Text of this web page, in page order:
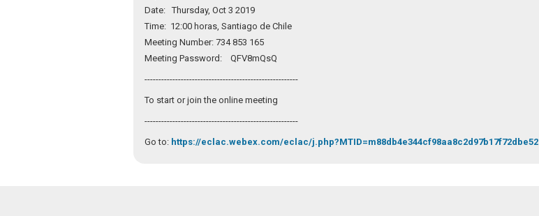
Date: Thursday, Oct 3 2019
Time: 12:00 horas, Santiago de Chile
Meeting Number: 734 853 165
Meeting Password: QFV8mQsQ
-------------------------------------------------------
To start or join the online meeting
-------------------------------------------------------
Go to: https://eclac.webex.com/eclac/j.php?MTID=m88db4e344cf98aa8c2d97b17f72dbe52